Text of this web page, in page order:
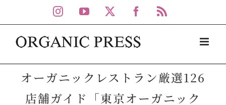
to
content
Instagram
YouTube Facebook
オーガニックレストラン厳選126
店舗ガイド「東京オーガニック